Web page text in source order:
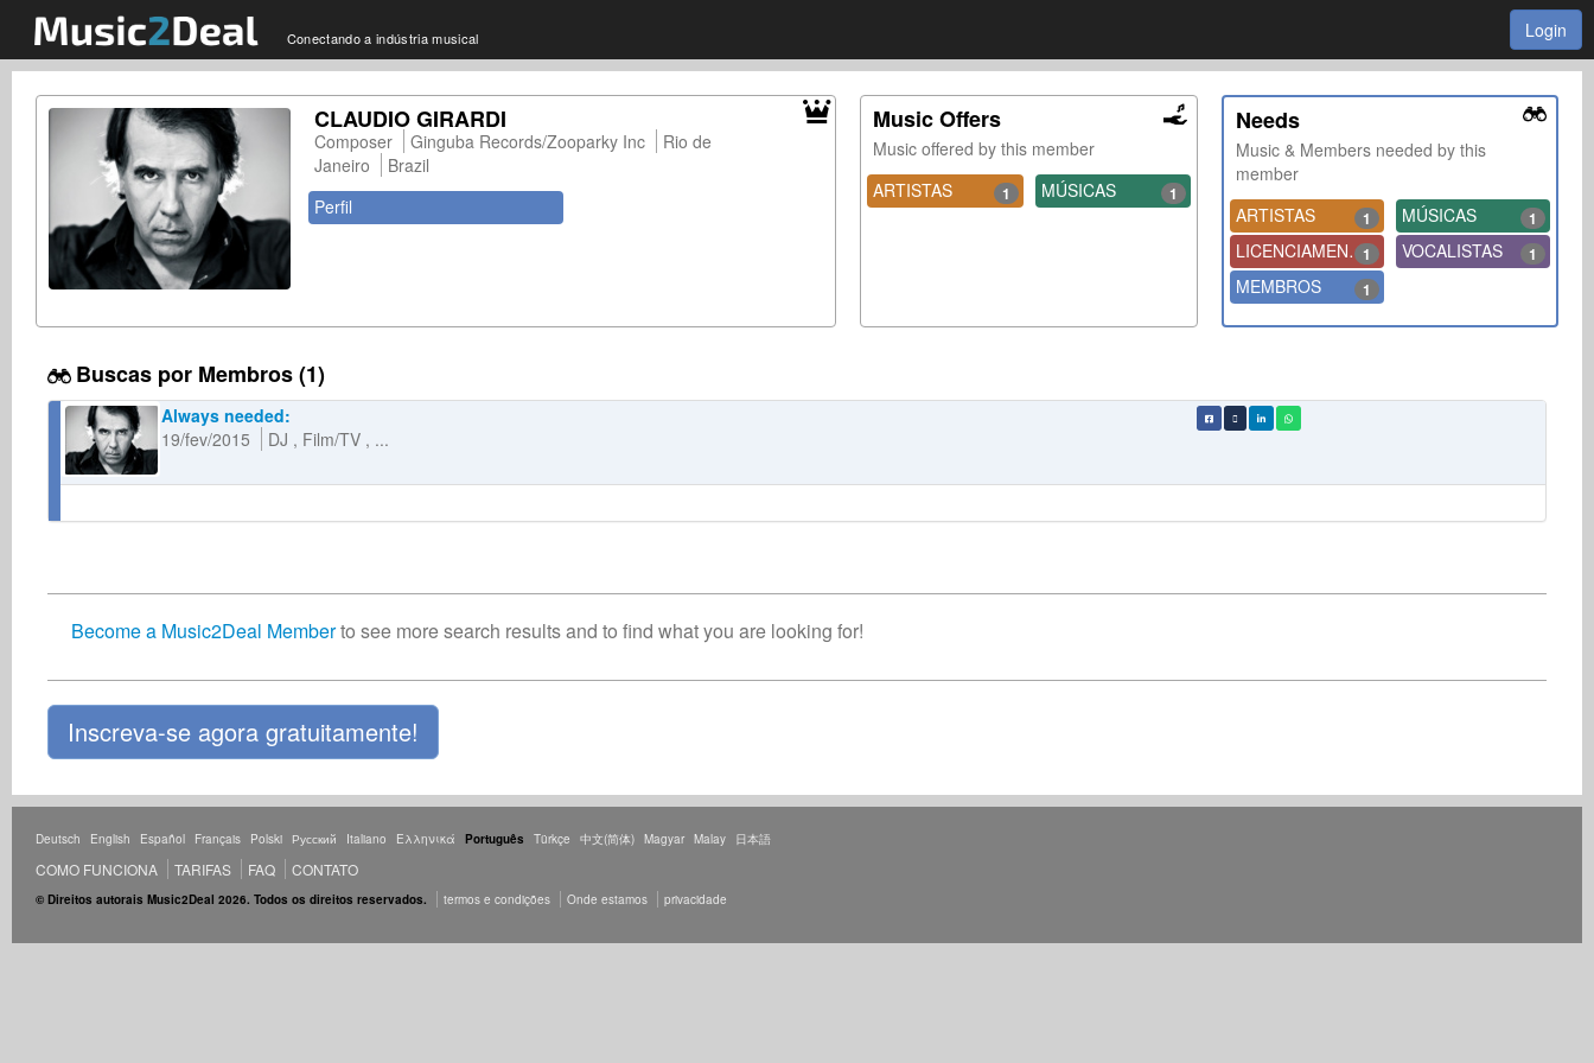
Conectando a indústria musical Login
CLAUDIO GIRARDI
Composer Ginguba Records/Zooparky Inc
Rio de
Janeiro
Brazil
Perfil
Music Offers
Music offered by this member
ARTISTAS
1 MÚSICAS 1
Needs
Music & Members needed by this
member
ARTISTAS
1 MÚSICAS 1
LICENCIAMENTO1 VOCALISTAS 1
MEMBROS 1
Buscas por Membros (1)
Always needed:
19/fev/2015
DJ Film/TV ...
Become a Music2Deal Memberto see more search results and to find what you are looking for!
Inscreva-se agora gratuitamente!
Deutsch English Español Français Polski Русский Italiano Ελληνικά Português Türkçe 中文(简体) Magyar Malay 日本語
COMO FUNCIONA TARIFAS FAQ CONTATO
© Direitos autorais Music2Deal 2026. Todos os direitos reservados. termos e condições Onde estamos privacidade